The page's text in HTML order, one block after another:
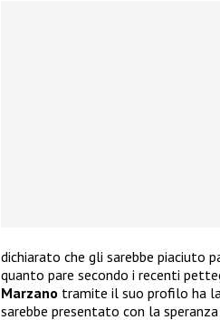
dichiarato che gli sarebbe piaciuto
quanto pare secondo i recenti
Marzano tramite il suo profilo ha
sarebbe presentato con la